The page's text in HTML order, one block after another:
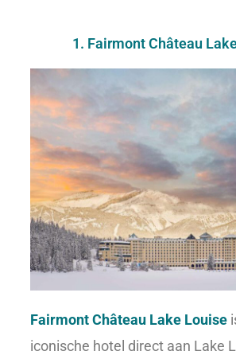
1. Fairmont Château
Fairmont Château Lake Louise
iconische hotel direct aan Lake